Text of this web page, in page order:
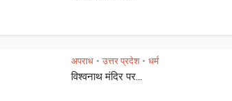
अपराध • उत्तर प्रदेश • धर्म
विश्वनाथ मंदिर पर...